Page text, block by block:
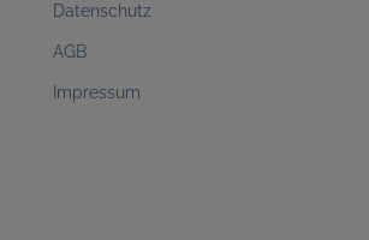
Datenschutz
AGB
Impressum